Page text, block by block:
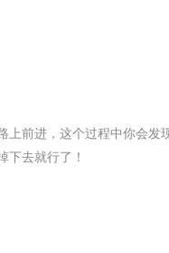
前进，这个过程中你会发
去就行了！